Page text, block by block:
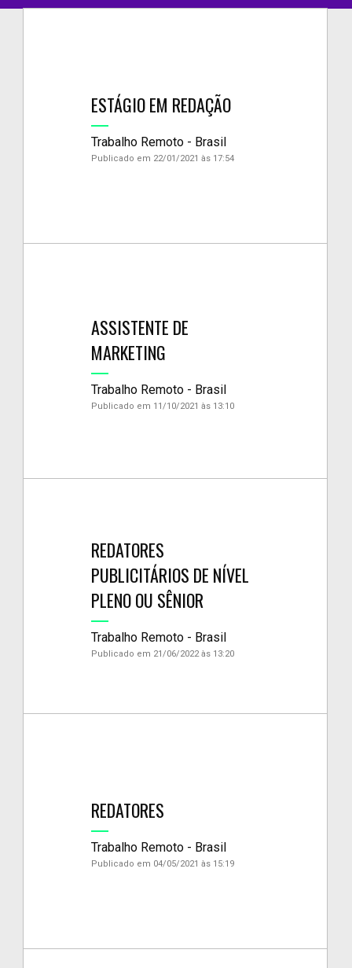
ESTÁGIO EM REDAÇÃO
Trabalho Remoto - Brasil
Publicado em 22/01/2021 às 17:54
ASSISTENTE DE
MARKETING
Trabalho Remoto - Brasil
Publicado em 11/10/2021 às 13:10
REDATORES
PUBLICITÁRIOS DE NÍVEL
PLENO OU SÊNIOR
Trabalho Remoto - Brasil
Publicado em 21/06/2022 às 13:20
REDATORES
Trabalho Remoto - Brasil
Publicado em 04/05/2021 às 15:19